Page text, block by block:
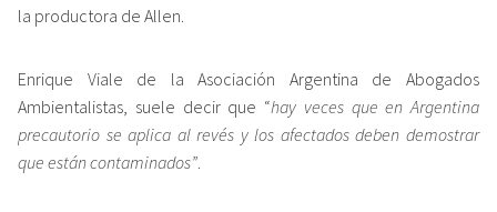
la productora de Allen.
Enrique Viale de la Asociación Argentina de Abogados
Ambientalistas, suele decir que “hay veces que en Argentina
precautorio se aplica al revés y los afectados deben demostrar
que están contaminados”